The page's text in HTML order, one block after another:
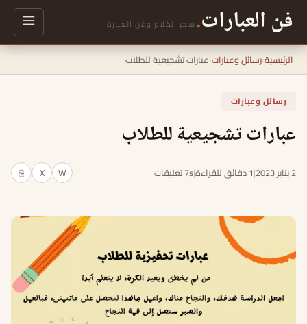
فن العبارات. سحر الكلام وفن العبارة
الرئيسية›رسائل وعبارات›عبارات تشجيعية للطلاب
رسائل وعبارات
عبارات تشجيعية للطلاب
2 يناير 2023 |1 دقائق للقراءة |7s تعليقات W
X
⎘